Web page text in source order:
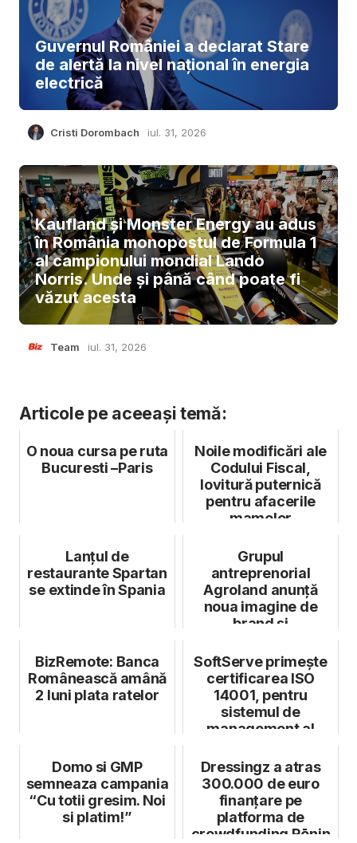
Guvernul României a declarat Stare
de alertă la nivel național în energia
electrică
Cristi Dorombach iul. 31, 2026
Kaufland și Monster Energy au adus
în România monopostul de Formula 1
al campionului mondial Lando
Norris. Unde și până când poate fi
văzut acesta
Team iul. 31, 2026
Articole pe aceeași temă:
O noua cursa pe ruta
Bucuresti –Paris
Noile modificări ale
Codului Fiscal,
lovitură puternică
pentru afacerile
mamelor
Lanțul de
restaurante Spartan
se extinde în Spania
Grupul
antreprenorial
Agroland anunță
noua imagine de
brand și
operațiunilor
BizRemote: Banca
Românească amână
2 luni plata ratelor
SoftServe primește
certificarea ISO
14001, pentru
sistemul de
management al
Domo si GMP
semneaza campania
“Cu totii gresim. Noi
si platim!”
Dressingz a atras
300.000 de euro
finanțare pe
platforma de
crowdfunding Rōnin